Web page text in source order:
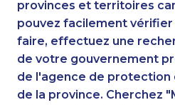
provinces et territoires
pouvez facilement vérifier
faire, effectuez une
de votre gouvernement
de l'agence de protection
de la province. Cherchez